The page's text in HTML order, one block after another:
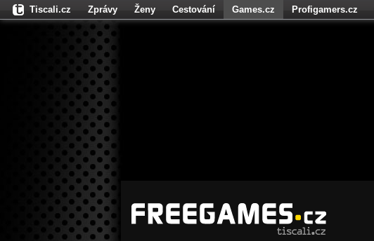
Tiscali.cz Zprávy Ženy Cestování Games.cz Profigamers.cz
Fights.cz